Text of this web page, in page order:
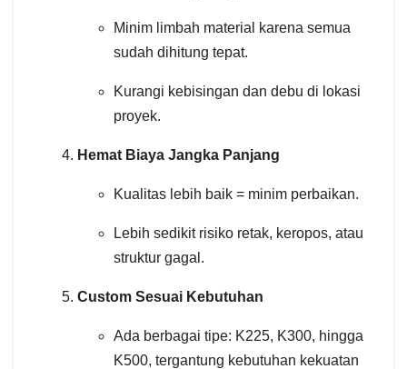
Minim limbah material karena semua
sudah dihitung tepat.
Kurangi kebisingan dan debu di lokasi
proyek.
Hemat Biaya Jangka Panjang
Kualitas lebih baik = minim perbaikan.
Lebih sedikit risiko retak, keropos, atau
struktur gagal.
Custom Sesuai Kebutuhan
Ada berbagai tipe: K225, K300, hingga
K500, tergantung kebutuhan kekuatan